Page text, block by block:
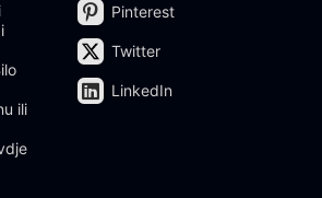
ili
Pinterest
Twitter
LinkedIn